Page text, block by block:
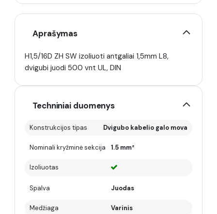
Aprašymas
H1,5/16D ZH SW izoliuoti antgaliai 1,5mm L8,
dvigubi juodi 500 vnt UL, DIN
Techniniai duomenys
Konstrukcijos tipas Dvigubo kabelio galo mova
Nominali kryžminė sekcija 1.5 mm²
Izoliuotas
Spalva Juodas
Medžiaga Varinis